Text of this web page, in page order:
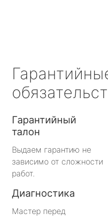
Гарантийный
талон
Выдаем гарантию не
зависимо от сложности
работ.
Диагностика
Мастер перед